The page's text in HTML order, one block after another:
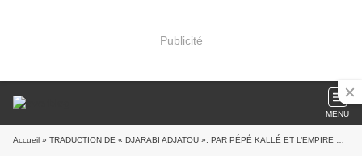
Publicité
MENU
Accueil » TRADUCTION DE « DJARABI ADJATOU », PAR PÉPÉ KALLÉ ET L’EMPIRE BAKUBA.